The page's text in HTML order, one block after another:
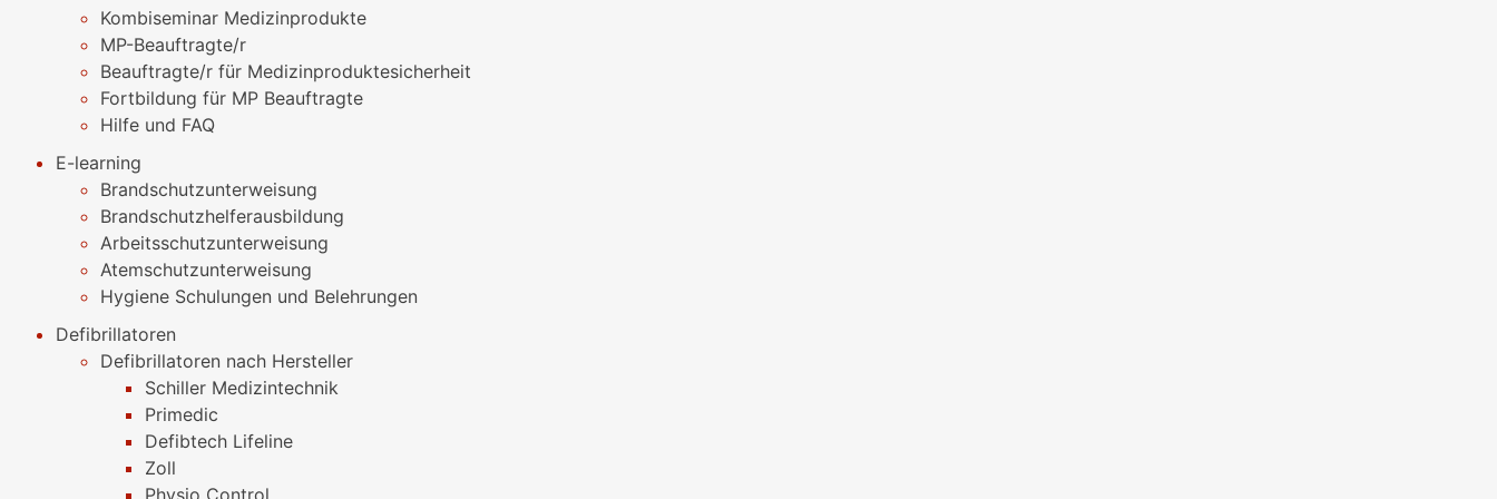
Kombiseminar Medizinprodukte
MP-Beauftragte/r
Beauftragte/r für Medizinproduktesicherheit
Fortbildung für MP Beauftragte
Hilfe und FAQ
E-learning
Brandschutzunterweisung
Brandschutzhelferausbildung
Arbeitsschutzunterweisung
Atemschutzunterweisung
Hygiene Schulungen und Belehrungen
Defibrillatoren
Defibrillatoren nach Hersteller
Schiller Medizintechnik
Primedic
Defibtech Lifeline
Zoll
Physio Control